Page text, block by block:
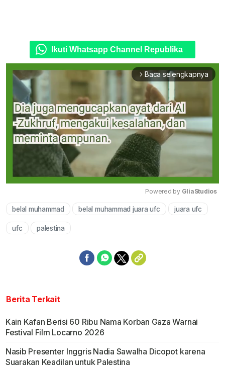
Ikuti Whatsapp Channel Republika
arrow_forward_ios Baca selengkapnya
Mute
Powered by GliaStudios
belal muhammad belal muhammad juara ufc juara ufc
ufc palestina
Berita Terkait
Kain Kafan Berisi 60 Ribu Nama Korban Gaza Warnai
Festival Film Locarno 2026
Nasib Presenter Inggris Nadia Sawalha Dicopot karena
Suarakan Keadilan untuk Palestina